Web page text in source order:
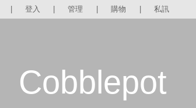
登入 管理 購物 私訊
Cobblepot